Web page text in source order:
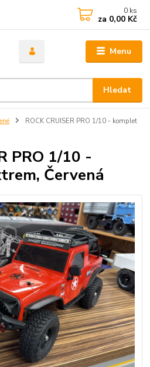
Menu
Hledat
0 ks
za 0,00 Kč
ROCK CRUISER PRO 1/10 - komplet
PRO 1/10 -
Červená